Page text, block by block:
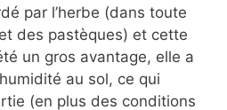
par l’herbe (dans toute
des pastèques) et cette
un gros avantage, elle a
au sol, ce qui
(en plus des conditions